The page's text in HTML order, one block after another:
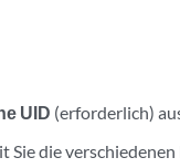
UID (erforderlich)
Sie die